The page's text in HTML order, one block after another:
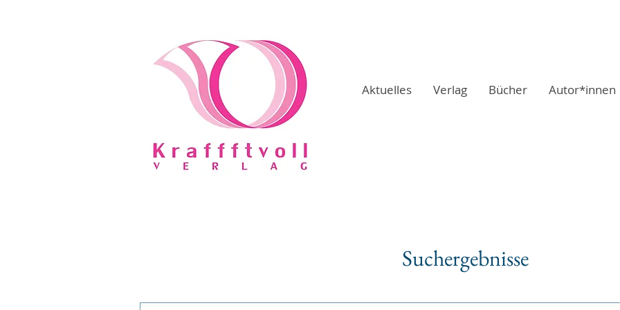
Aktuelles Verlag Bücher Autor*innen
Suchergebnisse